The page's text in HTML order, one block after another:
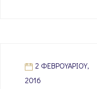
2 ΦΕΒΡΟΥΑΡΊΟΥ,
2016